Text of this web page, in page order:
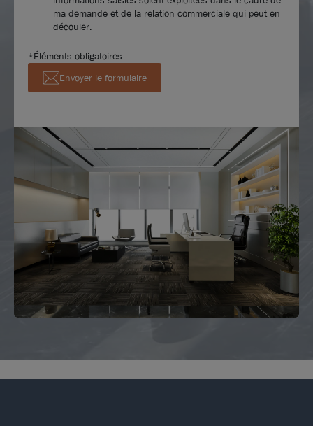
ma demande et de la relation commerciale qui peut en
découler.
*Éléments obligatoires
Envoyer le formulaire